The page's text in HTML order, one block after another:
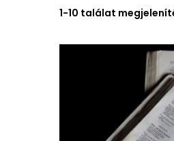
1-10 találat